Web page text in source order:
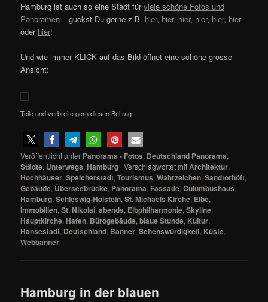
Hamburg ist auch so eine Stadt fürviele schöne Fotos und
Panoramen – guckst Du gerne z.B. hier, hier, hier, hier, hier, hier
oder hier!
Und wie immer KLICK auf das Bild öffnet eine schöne grosse
Ansicht:
Teile und verbreite gern diesen Beitrag:
Veröffentlicht unter Panorama - Fotos, Deutschland Panorama,
Städte, Unterwegs, Hamburg |Verschlagwortet mitArchitektur,
Hochhäuser,Speicherstadt,Tourismus,Wahrzeichen,Sandtorhöft,
Gebäude, Überseebrücke, Panorama, Fassade,Culumbushaus,
Hamburg,Schleswig-Holstein,St. Michaels Kirche, Elbe,
Immobilien,St. Nikolai,abends, Elbphilharmonie,Skyline,
Hauptkirche, Hafen, Bürogebäude,blaue Stunde, Kultur,
Hansestadt, Deutschland, Banner,Sehenswürdigkeit, Küste,
Webbanner
Hamburg in der blauen